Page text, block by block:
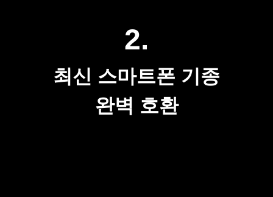
2.
최신 스마트폰 기종
완벽 호환